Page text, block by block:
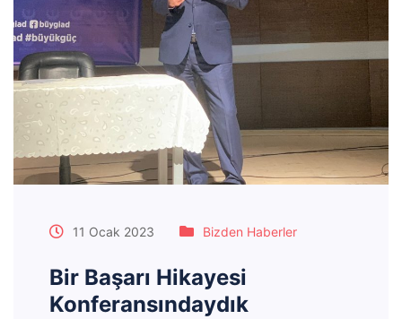
11 Ocak 2023 Bizden Haberler
Bir Başarı Hikayesi
Konferansındaydık